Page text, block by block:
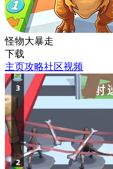
怪物大暴走
下载
主页攻略社区视频